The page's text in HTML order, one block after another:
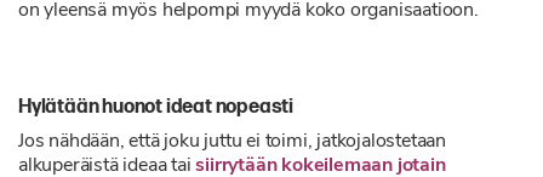
on yleensä myös helpompi myydä koko organisaatioon.
Hylätään huonot ideat nopeasti
Jos nähdään, että joku juttu ei toimi, jatkojalostetaan
alkuperäistä ideaa taisiirrytään kokeilemaan jotain